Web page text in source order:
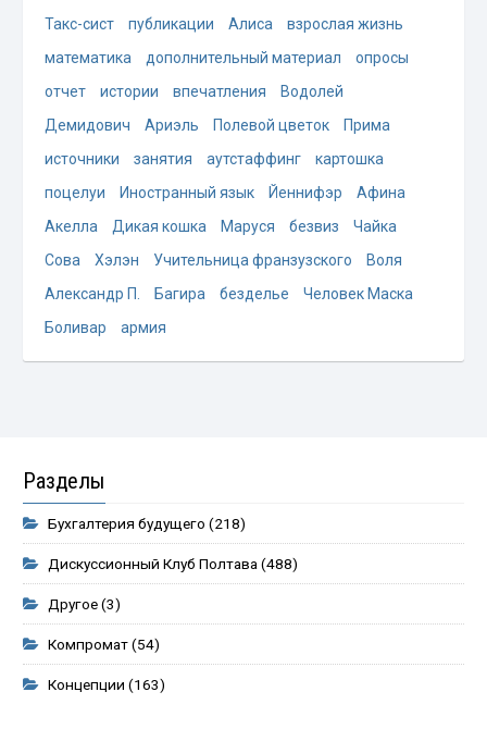
Такс-сист
публикации Алиса
взрослая жизнь
математика
дополнительный материал
опросы
отчет
истории впечатления
Водолей
Демидович
Ариэль Полевой цветок
Прима
источники
занятия аутстаффинг
картошка
поцелуи
Иностранный язык Йеннифэр
Афина
Акелла
Дикая кошка Маруся безвиз
Чайка
Сова
Хэлэн Учительница франзузского
Воля
Александр П.
Багира безделье
Человек Маска
Боливар
армия
Разделы
Бухгалтерия будущего (218)
Дискуссионный Клуб Полтава (488)
Другое(3)
Компромат(54)
Концепции (163)